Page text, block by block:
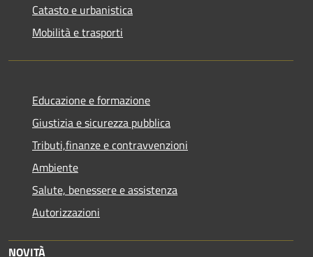
Catasto e urbanistica
Mobilità e trasporti
Educazione e formazione
Giustizia e sicurezza pubblica
Tributi,finanze e contravvenzioni
Ambiente
Salute, benessere e assistenza
Autorizzazioni
NOVITÀ